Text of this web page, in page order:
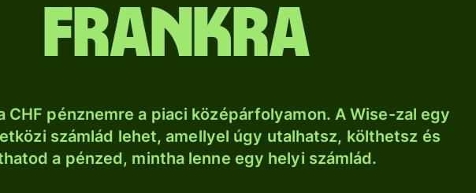
frankra
CHF pénznemre a piaci középárfolyamon. A Wise-zal egy
számlád lehet, amellyel úgy utalhatsz, költhetsz és
a pénzed, mintha lenne egy helyi számlád.